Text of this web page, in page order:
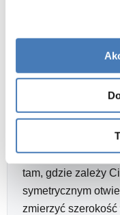
Drzwi
Drzwi wnękowe
prysznic ma
takim układzie nie
kilkoma taflami
tworzą boczne
Drzwi pojedyncze
wnękach. Drzwi
tam, gdzie zależy
symetrycznym
zmierzyć